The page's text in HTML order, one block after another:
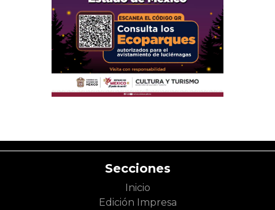
Secciones
Inicio
Edición Impresa